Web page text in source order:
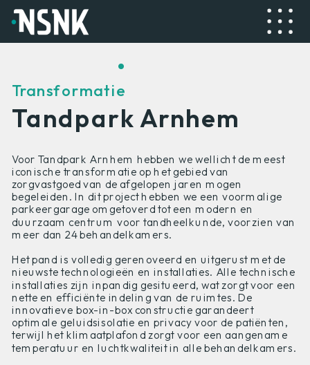
Voor Tandpark Arnhem hebben we wellicht de meest
iconische transformatie op het gebied van
zorgvastgoed van de afgelopen jaren mogen
begeleiden. In dit project hebben we een voormalige
parkeergarage omgetoverd tot een modern en
duurzaam centrum voor tandheelkunde, voorzien van
meer dan 24 behandelkamers.
Het pand is volledig gerenoveerd en uitgerust met de
nieuwste technologieën en installaties. Alle technische
installaties zijn inpandig gesitueerd, wat zorgt voor een
nette en efficiënte indeling van de ruimtes. De
innovatieve box-in-box constructie garandeert
optimale geluidsisolatie en privacy voor de patiënten,
terwijl het klimaatplafond zorgt voor een aangename
temperatuur en luchtkwaliteit in alle behandelkamers.
Tandpark Arnhem
.
Transformatie